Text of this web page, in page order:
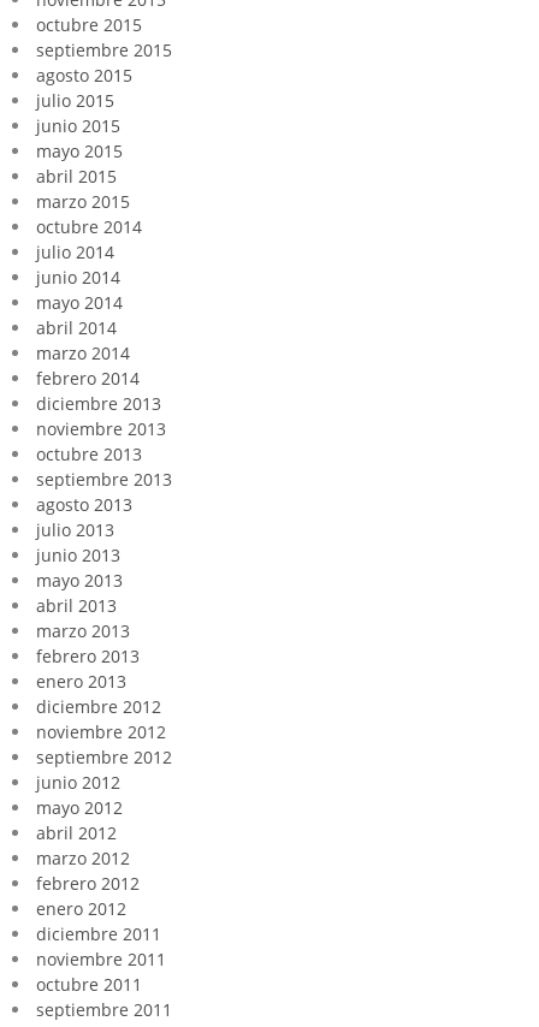
octubre 2015
septiembre 2015
agosto 2015
julio 2015
junio 2015
mayo 2015
abril 2015
marzo 2015
octubre 2014
julio 2014
junio 2014
mayo 2014
abril 2014
marzo 2014
febrero 2014
diciembre 2013
noviembre 2013
octubre 2013
septiembre 2013
agosto 2013
julio 2013
junio 2013
mayo 2013
abril 2013
marzo 2013
febrero 2013
enero 2013
diciembre 2012
noviembre 2012
septiembre 2012
junio 2012
mayo 2012
abril 2012
marzo 2012
febrero 2012
enero 2012
diciembre 2011
noviembre 2011
octubre 2011
septiembre 2011